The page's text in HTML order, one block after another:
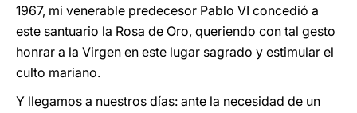
1967, mi venerable predecesor Pablo VI concedió a
este santuario la Rosa de Oro, queriendo con tal gesto
honrar a la Virgen en este lugar sagrado y estimular el
culto mariano.
Y llegamos a nuestros días: ante la necesidad de un